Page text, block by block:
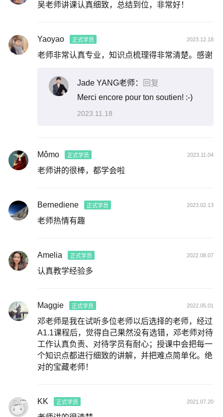
吴老师讲课认真细致，总结到位，非常好！
Yaoyao 正式学员 2023.12.18
老师非常认真专业，知识点梳理得非常清楚。感谢
Jade YANG老师：
回复
Merci encore pour ton soutien! :-)
2023.11.18
Mômo 正式学员 2023.11.04
老师讲的很棒，都学会啦
Bernediene 正式学员 2023.02.13
老师热情有趣
Amelia 正式学员 2022.08.07
认真教学经验多
Maggie 正式学员 2022.05.01
邓老师是我在试听多位老师以后选择的老师，经过
A1.1课程后，觉得自己果然没有选错，邓老师对待
工作认真负责、对待学员有耐心；授课中会把每一
个知识点都进行细致的讲解，并把难点简单化。绝
对的宝藏老师！
KK 正式学员 2021.07.20